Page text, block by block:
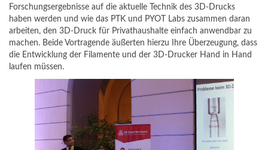
Forschungsergebnisse auf die aktuelle Technik des 3D-Drucks
haben werden und wie das PTK und PYOT Labs zusammen daran
arbeiten, den 3D-Druck für Privathaushalte einfach anwendbar zu
machen. Beide Vortragende äußerten hierzu Ihre Überzeugung, dass
die Entwicklung der Filamente und der 3D-Drucker Hand in Hand
laufen müssen.